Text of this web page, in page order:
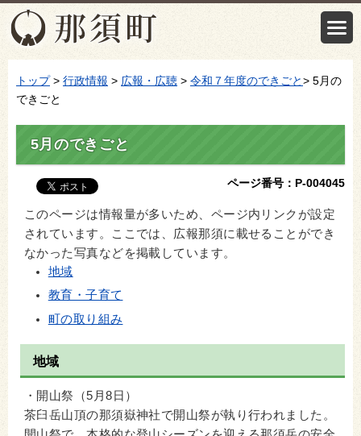
トップ> 行政情報 > 広報・広聴 > 令和７年度のできごと> 5月の
できごと
5月のできごと
ページ番号：P-004045
このページは情報量が多いため、ページ内リンクが設定
されています。ここでは、広報那須に載せることができ
なかった写真などを掲載しています。
地域
教育・子育て
町の取り組み
地域
・開山祭（5月8日）
茶臼岳山頂の那須嶽神社で開山祭が執り行われました。